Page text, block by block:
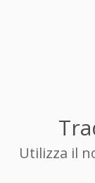
Utilizza il